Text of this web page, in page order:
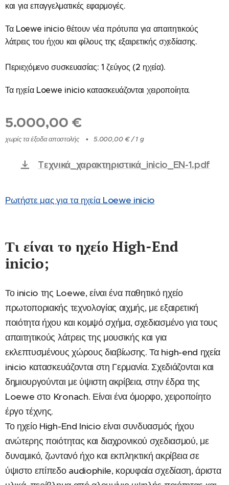
και για επαγγελματικές εφαρμογές.
Τα Loewe inicio θέτουν νέα πρότυπα για απαιτητικούς
λάτρεις του ήχου και φίλους της εξαιρετικής σχεδίασης.
Περιεχόμενο συσκευασίας: 1 ζεύγος (2 ηχεία).
Τα ηχεία Loewe inicio κατασκευάζονται χειροποίητα.
5.000,00 €
χωρίς τα έξοδα αποστολής 5.000,00 € / 1 g
Tεχνικά_χαρακτηριστικά_inicio_EN-1.pdf
Ρωτήστε μας για τα ηχεία Loewe inicio
Τι είναι το ηχείο High-End
inicio;
Το inicio της Loewe, είναι ένα παθητικό ηχείο
πρωτοποριακής τεχνολογίας αιχμής, με εξαιρετική
ποιότητα ήχου και κομψό σχήμα, σχεδιασμένο για τους
απαιτητικούς λάτρεις της μουσικής και για
εκλεπτυσμένους χώρους διαβίωσης. Τα high-end ηχεία
inicio κατασκευάζονται στη Γερμανία. Σχεδιάζονται και
δημιουργούνται με ύψιστη ακρίβεια, στην έδρα της
Loewe στο Kronach. Είναι ένα όμορφο, χειροποίητο
έργο τέχνης.
Το ηχείο High-End Inicio είναι συνδυασμός ήχου
ανώτερης ποιότητας και διαχρονικού σχεδιασμού, με
δυναμικό, ζωντανό ήχο και εκπληκτική ακρίβεια σε
ύψιστο επίπεδο audiophile, κορυφαία σχεδίαση, άριστα